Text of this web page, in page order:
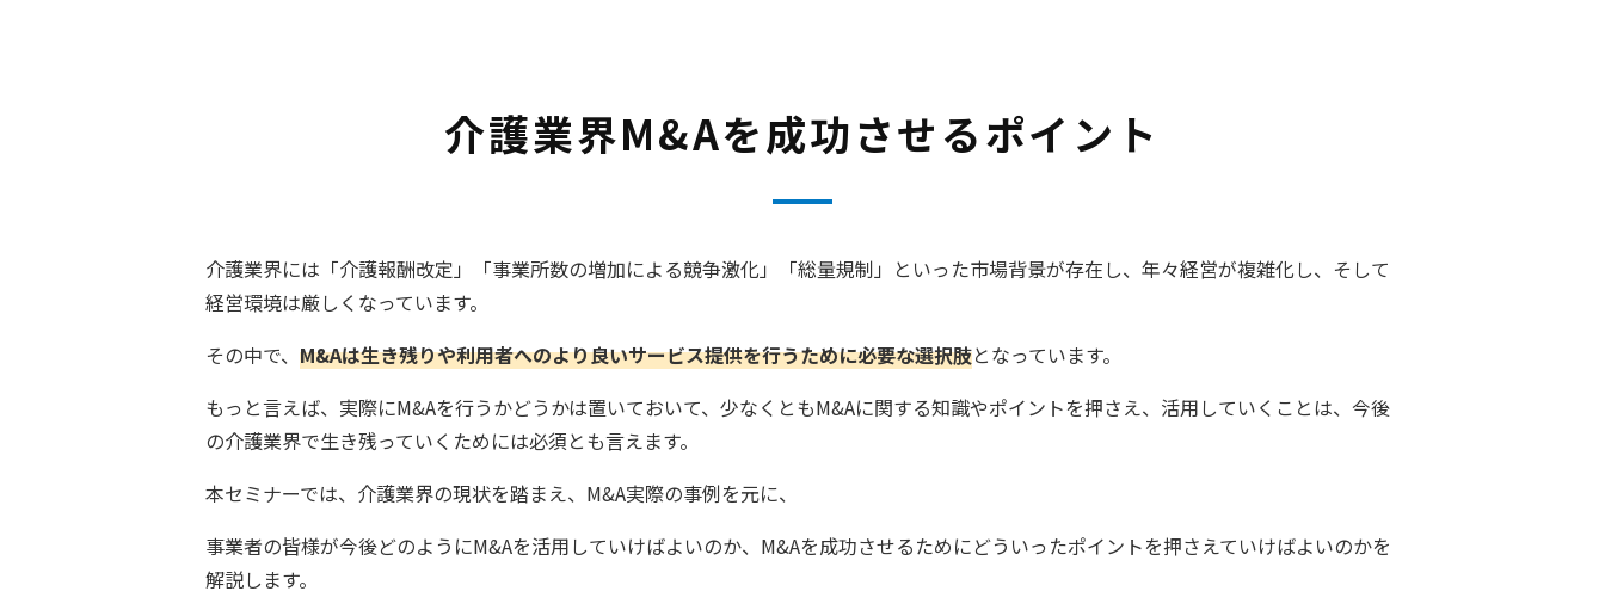
介護業界M&Aを成功させるポイント
介護業界には「介護報酬改定」「事業所数の増加による競争激化」「総量規制」といった市場背景が存在し、年々経営が複雑化し、そして
経営環境は厳しくなっています。
その中で、 M&Aは生き残りや利用者へのより良いサービス提供を行うために必要な選択肢となっています。
もっと言えば、実際にM&Aを行うかどうかは置いておいて、少なくともM&Aに関する知識やポイントを押さえ、活用していくことは、今後
の介護業界で生き残っていくためには必須とも言えます。
本セミナーでは、介護業界の現状を踏まえ、M&A実際の事例を元に、
事業者の皆様が今後どのようにM&Aを活用していけばよいのか、M&Aを成功させるためにどういったポイントを押さえていけばよいのかを
解説します。